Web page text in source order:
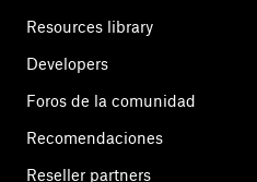
Resources library
Developers
Foros de la comunidad
Recomendaciones
Reseller partners